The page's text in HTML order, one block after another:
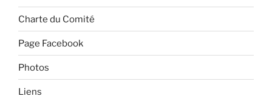
Charte du Comité
Page Facebook
Photos
Liens